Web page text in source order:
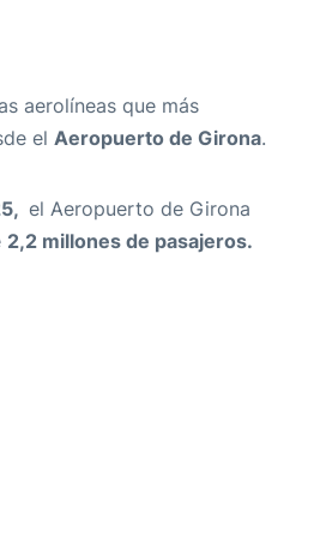
aerolíneas que más
el Aeropuerto de Girona.
el Aeropuerto de Girona
2,2 millones de pasajeros.